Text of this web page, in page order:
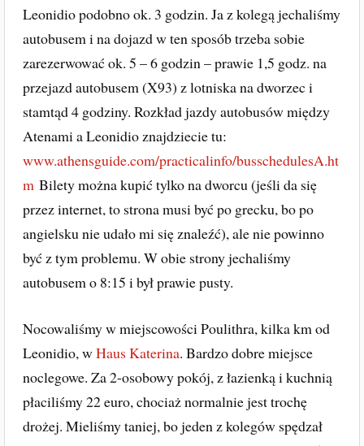
Leonidio podobno ok. 3 godzin. Ja z kolegą jechaliśmy
autobusem i na dojazd w ten sposób trzeba sobie
zarezerwować ok. 5 – 6 godzin – prawie 1,5 godz. na
przejazd autobusem (X93) z lotniska na dworzec i
stamtąd 4 godziny. Rozkład jazdy autobusów między
Atenami a Leonidio znajdziecie tu:
www.athensguide.com/practicalinfo/busschedulesA.ht
mBilety można kupić tylko na dworcu (jeśli da się
przez internet, to strona musi być po grecku, bo po
angielsku nie udało mi się znaleźć), ale nie powinno
być z tym problemu. W obie strony jechaliśmy
autobusem o 8:15 i był prawie pusty.
Nocowaliśmy w miejscowości Poulithra, kilka km od
Leonidio, wHaus Katerina. Bardzo dobre miejsce
noclegowe. Za 2-osobowy pokój, z łazienką i kuchnią
płaciliśmy 22 euro, chociaż normalnie jest trochę
drożej. Mieliśmy taniej, bo jeden z kolegów spędzał